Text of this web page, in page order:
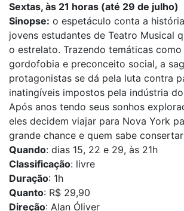
Sextas, às 21 horas (até 29 de julho)
Sinopse: o espetáculo conta a
jovens estudantes de Teatro Musical
o estrelato. Trazendo temáticas como
gordofobia e preconceito social, a
protagonistas se dá pela luta contra
inatingíveis impostos pela indústria
Após anos tendo seus sonhos
eles decidem viajar para Nova York
grande chance e quem sabe
Quando: dias 15, 22 e 29, às 21h
Classificação: livre
Duração: 1h
Quanto: R$ 29,90
Direção: Alan Óliver